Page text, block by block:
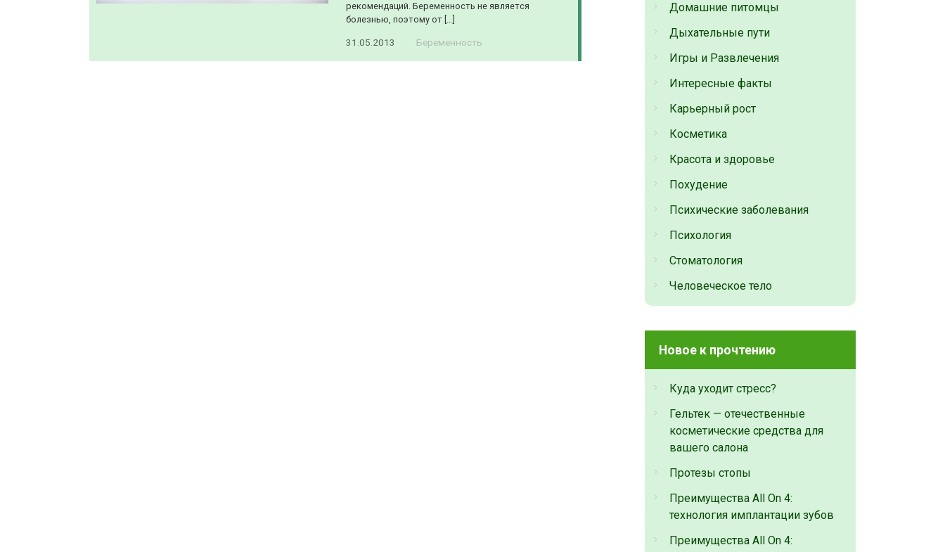
рекомендаций. Беременность не является
болезнью, поэтому от […]
31.05.2013 Беременность
Домашние питомцы
Дыхательные пути
Игры и Развлечения
Интересные факты
Карьерный рост
Косметика
Красота и здоровье
Похудение
Психические заболевания
Психология
Стоматология
Человеческое тело
Новое к прочтению
Куда уходит стресс?
Гельтек — отечественные
косметические средства для
вашего салона
Протезы стопы
Преимущества All On 4:
технология имплантации зубов
Преимущества All On 4: